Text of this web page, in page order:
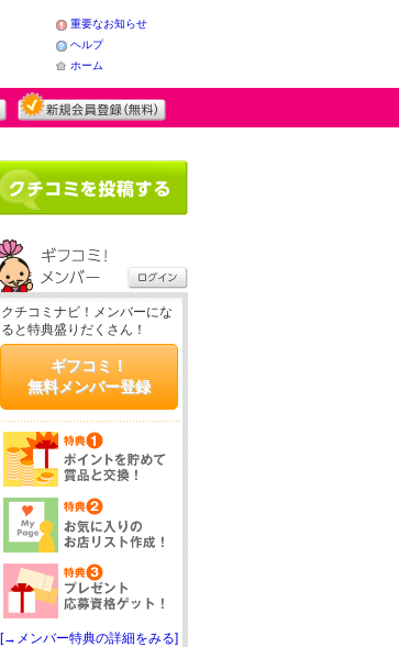
重要なお知らせ
ヘルプ
ホーム
クチコミナビ！メンバーにな
ると特典盛りだくさん！
ギフコミ！
無料メンバー登録
[→メンバー特典の詳細をみる]